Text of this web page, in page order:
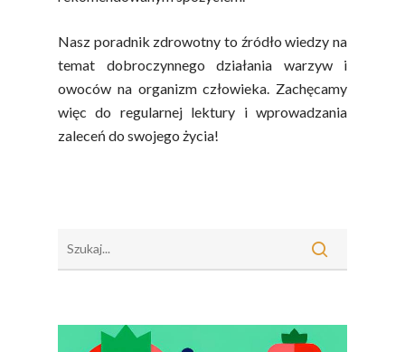
Nasz poradnik zdrowotny to źródło wiedzy na
temat dobroczynnego działania warzyw i
owoców na organizm człowieka. Zachęcamy
więc do regularnej lektury i wprowadzania
zaleceń do swojego życia!
Składniki Odżywcze
Sokach
Biodostępność
Okiem Eksperta
Uroda
Przepisy
Program
Edukacyjny
# Wybieram
Lub Soku